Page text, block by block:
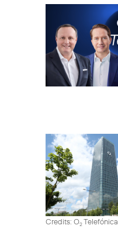
Credits: O2Telefónica